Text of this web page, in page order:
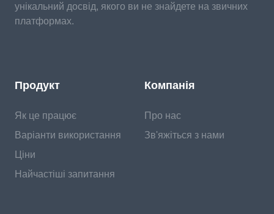
унікальний досвід, якого ви не знайдете на звичних
платформах.
Продукт
Як це працює
Варіанти використання
Ціни
Найчастіші запитання
Компанія
Про нас
Зв'яжіться з нами